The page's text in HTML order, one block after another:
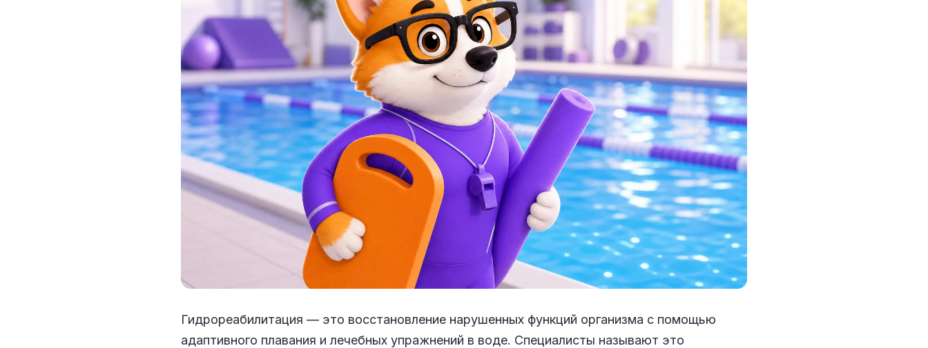
Гидрореабилитация — это восстановление нарушенных функций организма с помощью
адаптивного плавания и лечебных упражнений в воде. Специалисты называют это